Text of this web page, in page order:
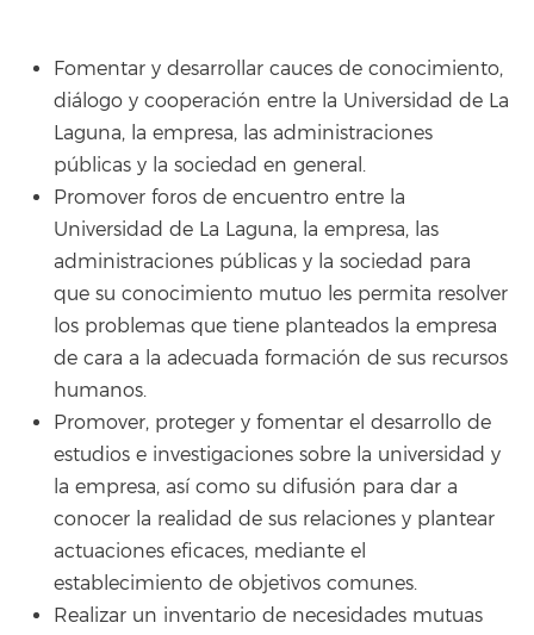
Fomentar y desarrollar cauces de conocimiento,
diálogo y cooperación entre la Universidad de La
Laguna, la empresa, las administraciones
públicas y la sociedad en general.
Promover foros de encuentro entre la
Universidad de La Laguna, la empresa, las
administraciones públicas y la sociedad para
que su conocimiento mutuo les permita resolver
los problemas que tiene planteados la empresa
de cara a la adecuada formación de sus recursos
humanos.
Promover, proteger y fomentar el desarrollo de
estudios e investigaciones sobre la universidad y
la empresa, así como su difusión para dar a
conocer la realidad de sus relaciones y plantear
actuaciones eficaces, mediante el
establecimiento de objetivos comunes.
Realizar un inventario de necesidades mutuas